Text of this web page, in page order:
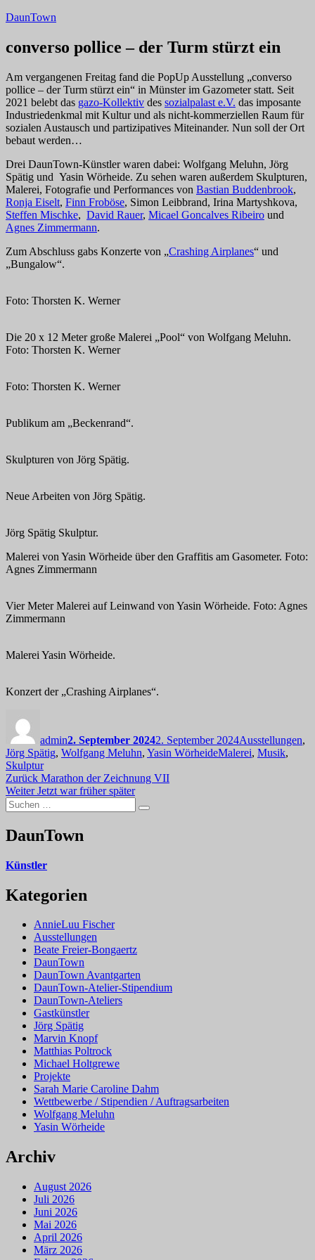
Zum
DaunTown
converso pollice – der Turm stürzt ein
Am vergangenen Freitag fand die PopUp Ausstellung „converso
pollice – der Turm stürzt ein“ in Münster im Gazometer statt. Seit
2021 belebt das gazo-Kollektiv des sozialpalast e.V. das imposante
Industriedenkmal mit Kultur und als nicht-kommerziellen Raum für
sozialen Austausch und partizipatives Miteinander. Nun soll der Ort
bebaut werden…
Drei DaunTown-Künstler waren dabei: Wolfgang Meluhn, Jörg
Spätig und Yasin Wörheide. Zu sehen waren außerdem Skulpturen,
Malerei, Fotografie und Performances von Bastian Buddenbrook,
Ronja Eiselt, Finn Froböse, Simon Leibbrand, Irina Martyshkova,
Steffen Mischke, David Rauer, Micael Goncalves Ribeiro und
Agnes Zimmermann.
Zum Abschluss gabs Konzerte von „Crashing Airplanes“ und
„Bungalow“.
Foto: Thorsten K. Werner
Die 20 x 12 Meter große Malerei „Pool“ von Wolfgang Meluhn.
Foto: Thorsten K. Werner
Foto: Thorsten K. Werner
Publikum am „Beckenrand“.
Skulpturen von Jörg Spätig.
Neue Arbeiten von Jörg Spätig.
Jörg Spätig Skulptur.
Malerei von Yasin Wörheide über den Graffitis am Gasometer. Foto:
Agnes Zimmermann
Vier Meter Malerei auf Leinwand von Yasin Wörheide. Foto: Agnes
Zimmermann
Malerei Yasin Wörheide.
Konzert der „Crashing Airplanes“.
admin2. September 20242. September 2024Ausstellungen,
Jörg Spätig, Wolfgang Meluhn, Yasin WörheideSchlagwörter
Malerei, Musik,
Skulptur
Beitragsnavigation
Zurück Vorheriger
Beitrag:
Marathon der Zeichnung VII
Weiter Nächster
Beitrag:
Jetzt war früher später
Suchen
nach:
Suchen
DaunTown
Künstler
Kategorien
AnnieLuu Fischer
Ausstellungen
Beate Freier-Bongaertz
DaunTown
DaunTown Avantgarten
DaunTown-Atelier-Stipendium
DaunTown-Ateliers
Gastkünstler
Jörg Spätig
Marvin Knopf
Matthias Poltrock
Michael Holtgrewe
Projekte
Sarah Marie Caroline Dahm
Wettbewerbe / Stipendien / Auftragsarbeiten
Wolfgang Meluhn
Yasin Wörheide
Archiv
August 2026
Juli 2026
Juni 2026
Mai 2026
April 2026
März 2026